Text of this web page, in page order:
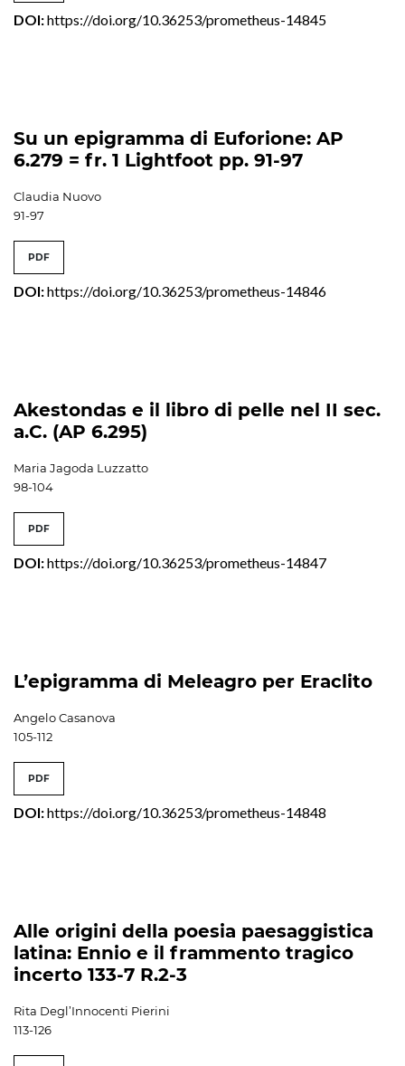
DOI:https://doi.org/10.36253/prometheus-14845
Su un epigramma di Euforione: AP
6.279 = fr. 1 Lightfoot pp. 91-97
Claudia Nuovo
91-97
PDF
DOI:https://doi.org/10.36253/prometheus-14846
Akestondas e il libro di pelle nel II sec.
a.C. (AP 6.295)
Maria Jagoda Luzzatto
98-104
PDF
DOI:https://doi.org/10.36253/prometheus-14847
L’epigramma di Meleagro per Eraclito
Angelo Casanova
105-112
PDF
DOI:https://doi.org/10.36253/prometheus-14848
Alle origini della poesia paesaggistica
latina: Ennio e il frammento tragico
incerto 133-7 R.2-3
Rita Degl’Innocenti Pierini
113-126